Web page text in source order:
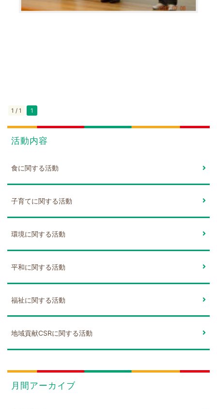
1 / 1 1
活動内容
食に関する活動
子育てに関する活動
環境に関する活動
平和に関する活動
福祉に関する活動
地域貢献CSRに関する活動
月間アーカイブ